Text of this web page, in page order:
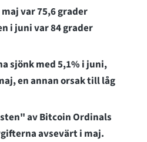
var 75,6 grader
i juni var 84 grader
sjönk med 5,1% i juni,
en annan orsak till låg
av Bitcoin Ordinals
avsevärt i maj.